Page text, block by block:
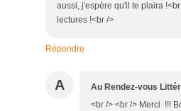
aussi, j'espère qu'il te plaira
lectures !<br />
Répondre
A Au Rendez-vous
<br /> <br /> Merci !!!